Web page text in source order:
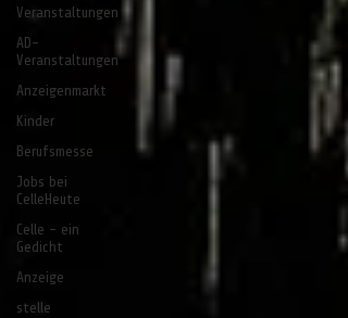
Veranstaltungen
AD-
Veranstaltungen
Anzeigenmarkt
Kinder
Berufsmesse
Jobs bei
CelleHeute
Celle - ein
Gedicht
Anzeige
stelle